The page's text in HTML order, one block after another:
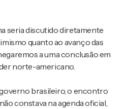
seria discutido diretamente
quanto ao avanço das
a uma conclusão em
norte-americano.
brasileiro, o encontro
constava na agenda oficial,